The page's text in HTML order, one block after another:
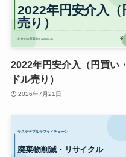
2022年円安介入（円買い・
ドル売り）
2026年7月21日